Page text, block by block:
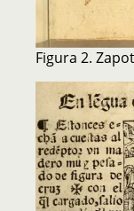
Figura 2.